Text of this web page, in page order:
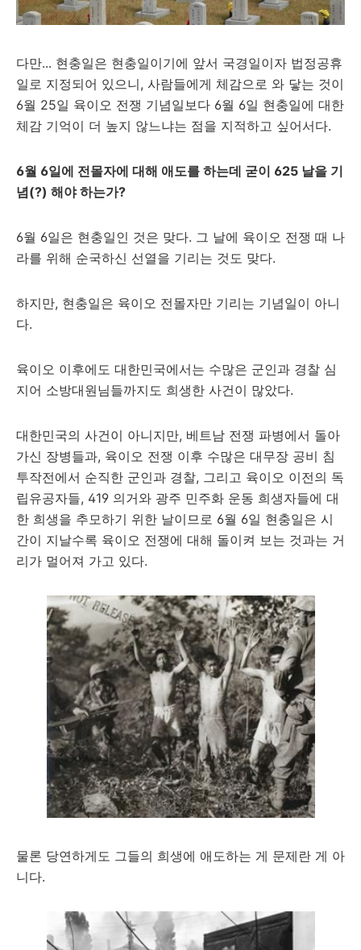
다만... 현충일은 현충일이기에 앞서 국경일이자 법정공휴
일로 지정되어 있으니, 사람들에게 체감으로 와 닿는 것이
6월 25일 육이오 전쟁 기념일보다 6월 6일 현충일에 대한
체감 기억이 더 높지 않느냐는 점을 지적하고 싶어서다.
6월 6일에 전몰자에 대해 애도를 하는데 굳이 625 날을 기
념(?) 해야 하는가?
6월 6일은 현충일인 것은 맞다. 그 날에 육이오 전쟁 때 나
라를 위해 순국하신 선열을 기리는 것도 맞다.
하지만, 현충일은 육이오 전몰자만 기리는 기념일이 아니
다.
육이오 이후에도 대한민국에서는 수많은 군인과 경찰 심
지어 소방대원님들까지도 희생한 사건이 많았다.
대한민국의 사건이 아니지만, 베트남 전쟁 파병에서 돌아
가신 장병들과, 육이오 전쟁 이후 수많은 대무장 공비 침
투작전에서 순직한 군인과 경찰, 그리고 육이오 이전의 독
립유공자들, 419 의거와 광주 민주화 운동 희생자들에 대
한 희생을 추모하기 위한 날이므로 6월 6일 현충일은 시
간이 지날수록 육이오 전쟁에 대해 돌이켜 보는 것과는 거
리가 멀어져 가고 있다.
물론 당연하게도 그들의 희생에 애도하는 게 문제란 게 아
니다.